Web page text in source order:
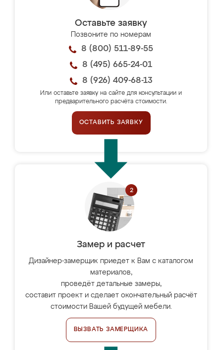
Оставьте заявку
Позвоните по номерам
8 (800) 511-89-55
8 (495) 665-24-01
8 (926) 409-68-13
Или оставьте заявку на сайте для консультации и
предварительного расчёта стоимости.
ОСТАВИТЬ ЗАЯВКУ
Замер и расчет
Дизайнер-замерщик приедет к Вам с каталогом
материалов,
проведёт детальные замеры,
составит проект и сделает окончательный расчёт
стоимости Вашей будущей мебели.
ВЫЗВАТЬ ЗАМЕРЩИКА